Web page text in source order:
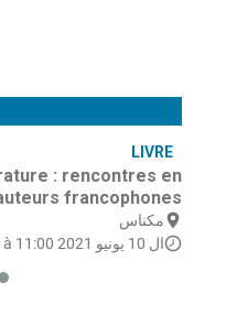
LIVRE
: rencontres en
francophones
مكناس
ال 10 يونيو 2021 à 11:00